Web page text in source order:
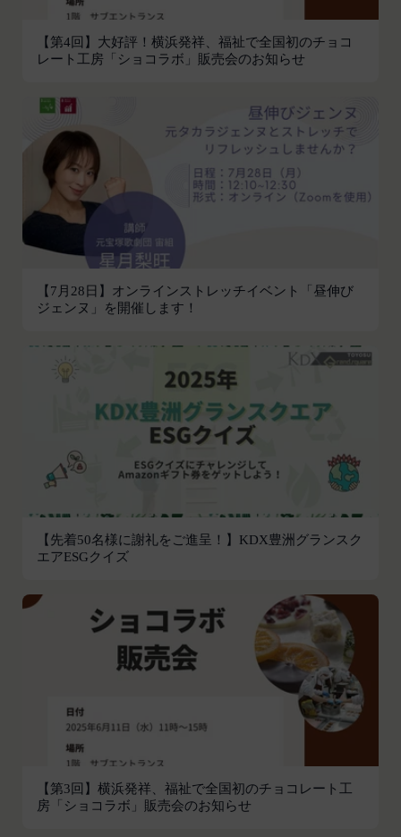
【第4回】大好評！横浜発祥、福祉で全国初のチョコ
レート工房「ショコラボ」販売会のお知らせ
【7月28日】オンラインストレッチイベント「昼伸び
ジェンヌ」を開催します！
【先着50名様に謝礼をご進呈！】KDX豊洲グランスク
エアESGクイズ
【第3回】横浜発祥、福祉で全国初のチョコレート工
房「ショコラボ」販売会のお知らせ
易の実現のために必要または適切であると判断した
場合、お客様情報の全部または一部を公開すること
があります。
お客様の保護のために、開示が合理的に必要である
と判断する場合、お客様情報の全部または一部を開
示することがあります。
売却または合併
組織再編、合併または譲渡に際し、当社が取得した
個人情報の全部または一部を関係者に移転すること
があります。
委託先等の管理
当社は、業務を委託するため委託先にお客様情報を
提供または開示する場合、当該委託先に対し、適切
供および当社の提供目的以外の目的での利用を行わ
ないよう適切に管理および監督します。
お客様がご自身の個人情報の内容を確認、訂正また
は利用停止を希望される場合には、個人情報保護法
その他の法令により当社が義務を負う範囲におい
て、速やかに対応させていただきます。
場合があります。
お問い合わせ
開示等のご希望、ご意見、ご質問、苦情のお申し出
は、下記の窓口までお願いいたします。
メールによるお問い合わせ
営業時間内に順次回答いたします。
お問い合わせ内容によっては回答にお時間をいただ
く場合や、ご返答できない場合がございます。あら
かじめご了承いただきますようお願い致します。
「@goyoh.jp」を含むメールアドレスから受信でき
るよう、あらかじめご設定ください。
メールによるお問い合わせについて、お客さまの個
人情報保護のため、SSL通信を使用しております。
があり、又は現在受けている場合
未成年者、成年被後見人、被保佐人又は被補助
人のいずれかであって、法定代理人、後見人､保
会員登録の申請に虚偽の事項が含まれている場
過去に当社との契約に違反した者またはその関
係者であると当社が判断した場合
反社会的勢力等（暴力団、暴力団員、右翼団
体、反社会的勢力、その他これに準ずるものを
意味します。以下同じ。）であるまたは資金提
供その他を通じて反社会的勢力等の維持、運営
もしくは経営に協力もしくは関与する等反社会
的勢力等との何らかの交流もしくは関係を行っ
その他会員登録が適当でないと当社が判断した
第5条（登録内容の変更）
会員は、登録情報の内容の全部または一部に関して
変更が生じた場合、直ちに当社所定の方法により登
録内容を変更する手続きを行うものとします。
会員が前項に定める変更手続きを行わなかった場合
効なものとすることをあらかじめ承諾します。
会員が本条第１項に定める変更手続きを行わなかっ
たことにより生じた損害について、当社は一切責任
第6条（IDおよびパスワードの管理）
会員は、会員登録等の際に会員本人が設定し、承
認・登録されたお客様IDおよびパスワードの利
用、管理について一切の責任を負うものとします。
会員は、お客様IDおよびパスワードの第三者への
譲渡、承継、名義変更、貸与、開示又は漏洩しては
ならないものとします。
会員のお客様IDおよびパスワードの使用上の過失
または第三者による不正使用等に起因する損害につ
いて、当社は一切責任を負わないものとします。